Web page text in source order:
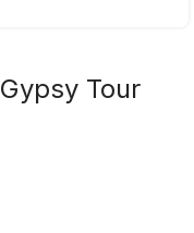
Gypsy Tour